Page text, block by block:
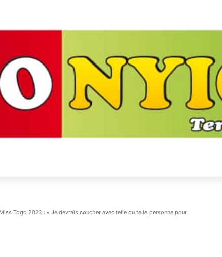
Togo 2022 : « Je devrais coucher avec telle ou telle personne pour